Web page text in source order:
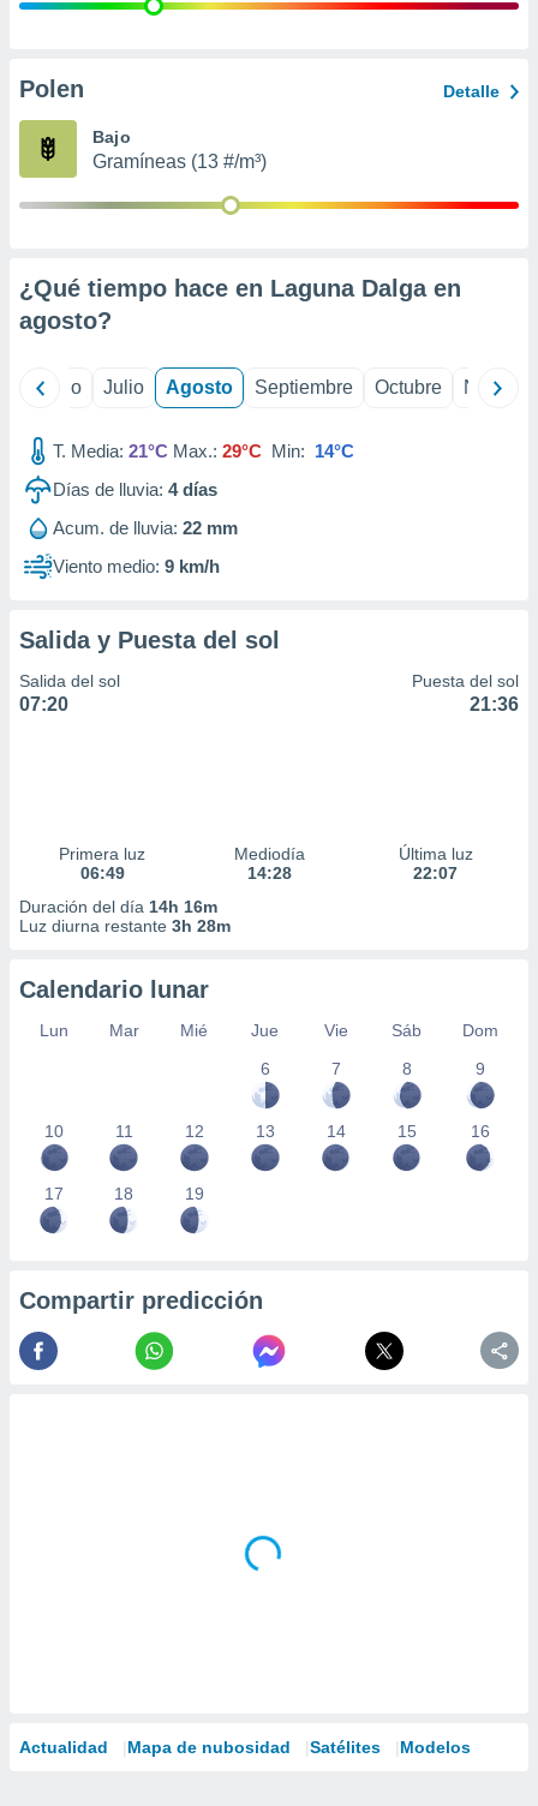
e
publicidad
Polen Detalle
Bajo
Gramíneas (13 #/m³)
¿Qué tiempo hace en Laguna Dalga en
agosto?
Junio Julio Agosto Septiembre Octubre
T. Media: 21°C Max.: 29°C Min: 14°C
Días de lluvia: 4días
Acum. de lluvia: 22 mm
Viento medio: 9 km/h
Salida y Puesta del sol
Salida del sol
07:20
Puesta del sol
21:36
Primera luz
06:49
Mediodía
14:28
Última luz
22:07
Duración del día 14h 16m
Luz diurna restante 3h 28m
Calendario lunar
Lun Mar Mié Jue Vie Sáb
Dom
6
7 8 9
10 11 12 13 14 15 16
17 18 19
Compartir predicción
Actualidad Mapa de nubosidad Satélites Modelos